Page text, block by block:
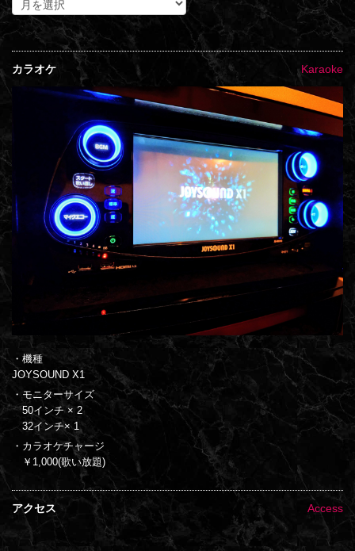
カラオケ Karaoke
・機種
JOYSOUND X1
・モニターサイズ
50インチ × 2
32インチ× 1
・カラオケチャージ
￥1,000(歌い放題)
アクセス Access